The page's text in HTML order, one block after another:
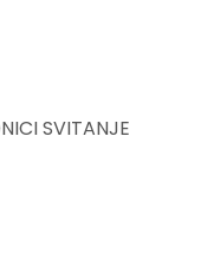
SVITANJE